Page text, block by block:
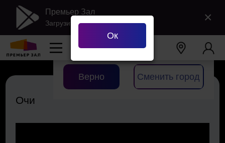
Премьер Зал
Загрузить в Google Play ×
Ваш городЕкатеринбург
Верно Сменить город
Очи
Ок